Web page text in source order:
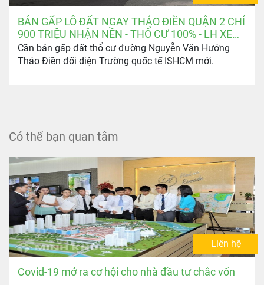
BÁN GẤP LÔ ĐẤT NGAY THẢO ĐIỀN QUẬN 2 CHỈ
900 TRIỆU NHẬN NỀN - THỔ CƯ 100% - LH XEM
ĐẤT: 0903.346.674
Cần bán gấp đất thổ cư đường Nguyễn Văn Hưởng
Thảo Điền đối diện Trường quốc tế ISHCM mới.
Có thể bạn quan tâm
Liên hệ
Covid-19 mở ra cơ hội cho nhà đầu tư chắc vốn